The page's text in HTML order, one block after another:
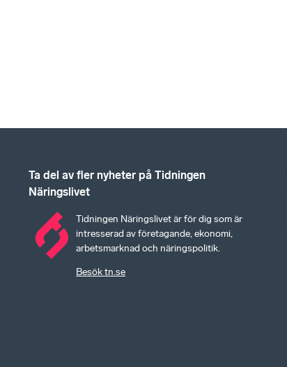
Ta del av fler nyheter på Tidningen
Näringslivet
Tidningen Näringslivet är för dig som är
intresserad av företagande, ekonomi,
arbetsmarknad och näringspolitik.
Besök tn.se